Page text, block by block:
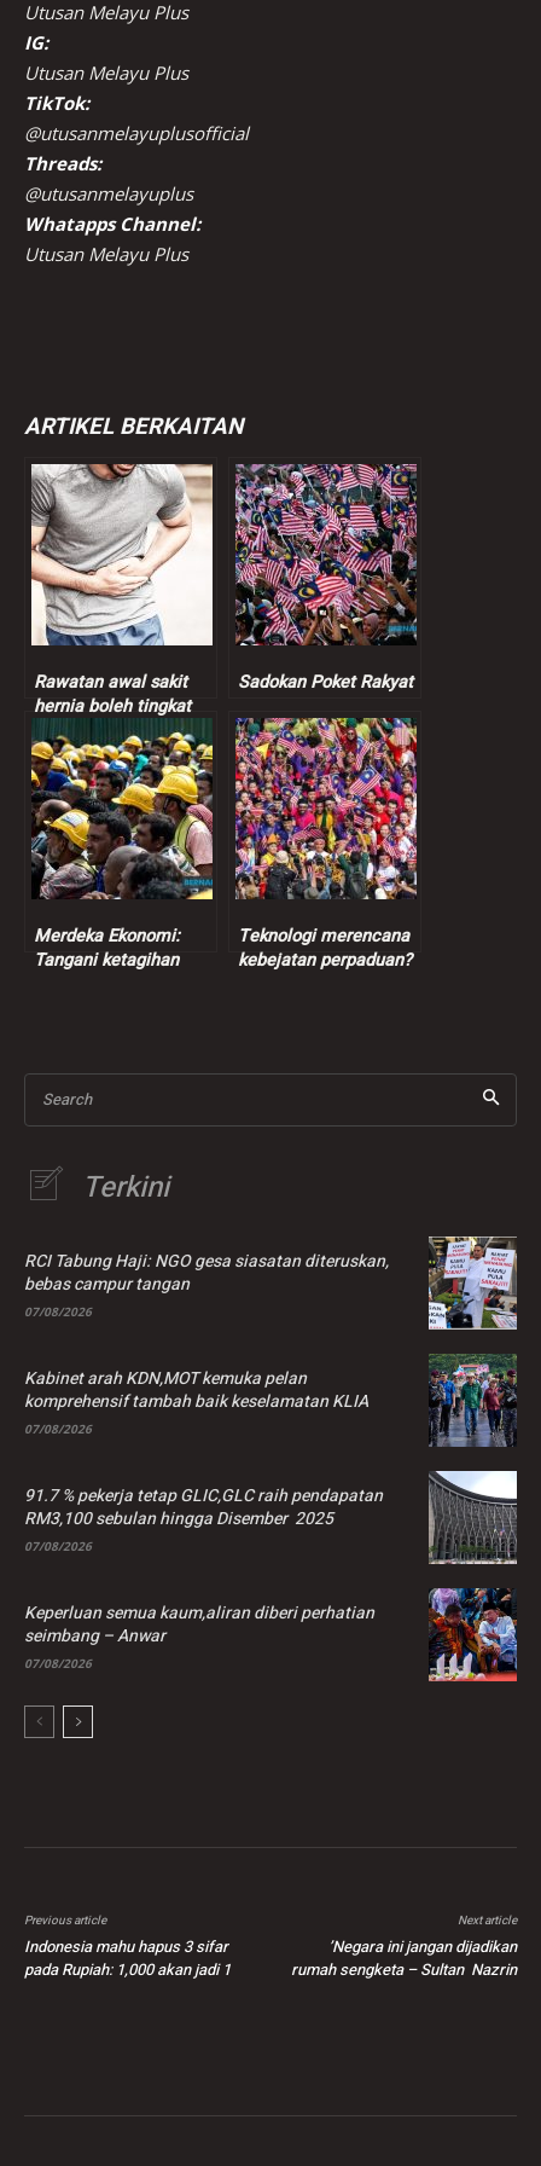
Utusan Melayu Plus
IG:
Utusan Melayu Plus
TikTok:
@utusanmelayuplusofficial
Threads:
@utusanmelayuplus
Whatapps Channel:
Utusan Melayu Plus
ARTIKEL BERKAITAN
Rawatan awal sakit
hernia boleh tingkat
hasil pemulihan,
kualiti hidup
Sadokan Poket Rakyat
Merdeka Ekonomi:
Tangani ketagihan
Teknologi merencana
kebejatan perpaduan?
Search
Terkini
RCI Tabung Haji: NGO gesa siasatan diteruskan,
bebas campur tangan
07/08/2026
Kabinet arah KDN,MOT kemuka pelan
komprehensif tambah baik keselamatan KLIA
07/08/2026
91.7 % pekerja tetap GLIC,GLC raih pendapatan
RM3,100 sebulan hingga Disember 2025
07/08/2026
Keperluan semua kaum,aliran diberi perhatian
seimbang – Anwar
07/08/2026
Previous article
Indonesia mahu hapus 3 sifar
pada Rupiah: 1,000 akan jadi 1
Next article
’Negara ini jangan dijadikan
rumah sengketa – Sultan Nazrin